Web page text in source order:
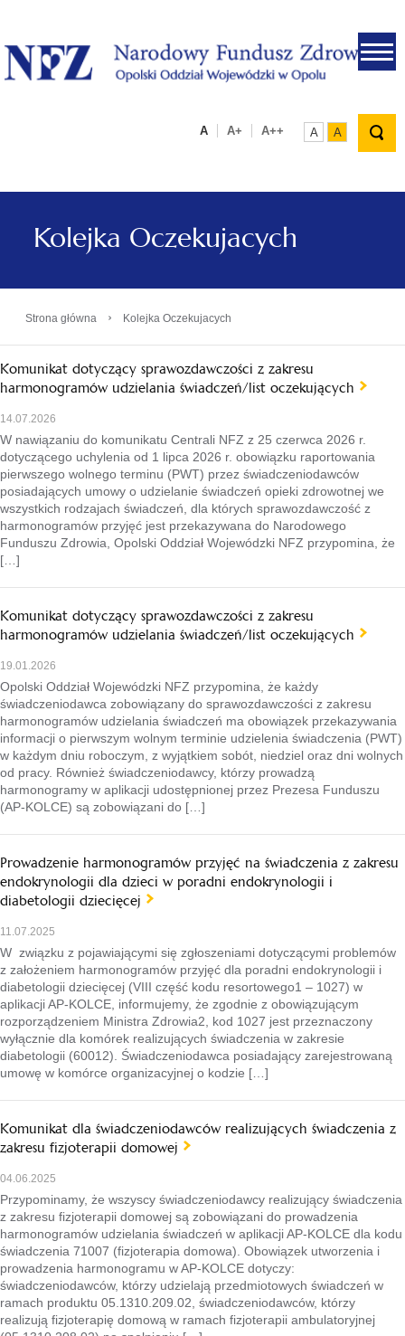
.
A A+ A++ A A
Kolejka Oczekujacych
Strona główna › Kolejka Oczekujacych
Komunikat dotyczący sprawozdawczości z zakresu
harmonogramów udzielania świadczeń/list oczekujących
14.07.2026
W nawiązaniu do komunikatu Centrali NFZ z 25 czerwca 2026 r.
dotyczącego uchylenia od 1 lipca 2026 r. obowiązku raportowania
pierwszego wolnego terminu (PWT) przez świadczeniodawców
posiadających umowy o udzielanie świadczeń opieki zdrowotnej we
wszystkich rodzajach świadczeń, dla których sprawozdawczość z
harmonogramów przyjęć jest przekazywana do Narodowego
Funduszu Zdrowia, Opolski Oddział Wojewódzki NFZ przypomina, że
[…]
Komunikat dotyczący sprawozdawczości z zakresu
harmonogramów udzielania świadczeń/list oczekujących
19.01.2026
Opolski Oddział Wojewódzki NFZ przypomina, że każdy
świadczeniodawca zobowiązany do sprawozdawczości z zakresu
harmonogramów udzielania świadczeń ma obowiązek przekazywania
informacji o pierwszym wolnym terminie udzielenia świadczenia (PWT)
w każdym dniu roboczym, z wyjątkiem sobót, niedziel oraz dni wolnych
od pracy. Również świadczeniodawcy, którzy prowadzą
harmonogramy w aplikacji udostępnionej przez Prezesa Funduszu
(AP-KOLCE) są zobowiązani do […]
Prowadzenie harmonogramów przyjęć na świadczenia z zakresu
endokrynologii dla dzieci w poradni endokrynologii i
diabetologii dziecięcej
11.07.2025
W związku z pojawiającymi się zgłoszeniami dotyczącymi problemów
z założeniem harmonogramów przyjęć dla poradni endokrynologii i
diabetologii dziecięcej (VIII część kodu resortowego1 – 1027) w
aplikacji AP-KOLCE, informujemy, że zgodnie z obowiązującym
rozporządzeniem Ministra Zdrowia2, kod 1027 jest przeznaczony
wyłącznie dla komórek realizujących świadczenia w zakresie
diabetologii (60012). Świadczeniodawca posiadający zarejestrowaną
umowę w komórce organizacyjnej o kodzie […]
Komunikat dla świadczeniodawców realizujących świadczenia z
zakresu fizjoterapii domowej
04.06.2025
Przypominamy, że wszyscy świadczeniodawcy realizujący świadczenia
z zakresu fizjoterapii domowej są zobowiązani do prowadzenia
harmonogramów udzielania świadczeń w aplikacji AP-KOLCE dla kodu
świadczenia 71007 (fizjoterapia domowa). Obowiązek utworzenia i
prowadzenia harmonogramu w AP-KOLCE dotyczy:
świadczeniodawców, którzy udzielają przedmiotowych świadczeń w
ramach produktu 05.1310.209.02, świadczeniodawców, którzy
realizują fizjoterapię domową w ramach fizjoterapii ambulatoryjnej